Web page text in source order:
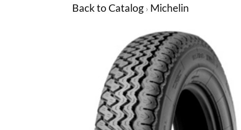
Back to Catalog Michelin